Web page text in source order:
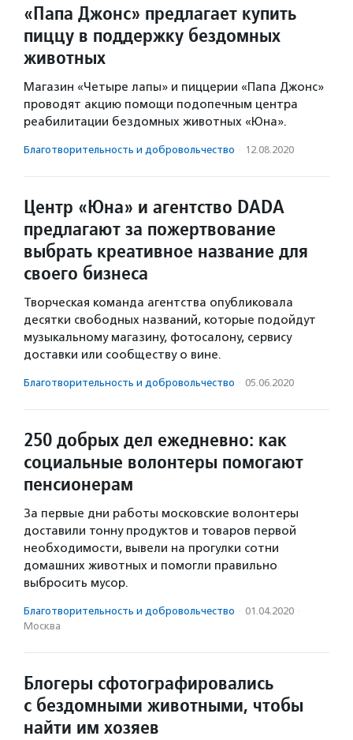
«Папа Джонс» предлагает купить
пиццу в поддержку бездомных
животных
Магазин «Четыре лапы» и пиццерии «Папа Джонс»
проводят акцию помощи подопечным центра
реабилитации бездомных животных «Юна».
Благотвори­тель­ность и доброволь­чест­во · 12.08.2020
Центр «Юна» и агентство DADA
предлагают за пожертвование
выбрать креативное название для
своего бизнеса
Творческая команда агентства опубликовала
десятки свободных названий, которые подойдут
музыкальному магазину, фотосалону, сервису
доставки или сообществу о вине.
Благотвори­тель­ность и доброволь­чест­во · 05.06.2020
250 добрых дел ежедневно: как
социальные волонтеры помогают
пенсионерам
За первые дни работы московские волонтеры
доставили тонну продуктов и товаров первой
необходимости, вывели на прогулки сотни
домашних животных и помогли правильно
выбросить мусор.
Благотвори­тель­ность и доброволь­чест­во · 01.04.2020 ·
Москва
Блогеры сфотографировались
с бездомными животными, чтобы
найти им хозяев